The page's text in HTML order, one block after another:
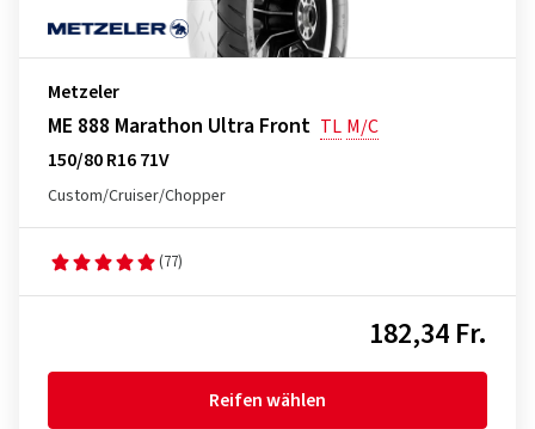
Metzeler
ME 888 Marathon Ultra Front TL M/C
150/80 R16 71V
Custom/Cruiser/Chopper
(77)
182,34 Fr.
Reifen wählen